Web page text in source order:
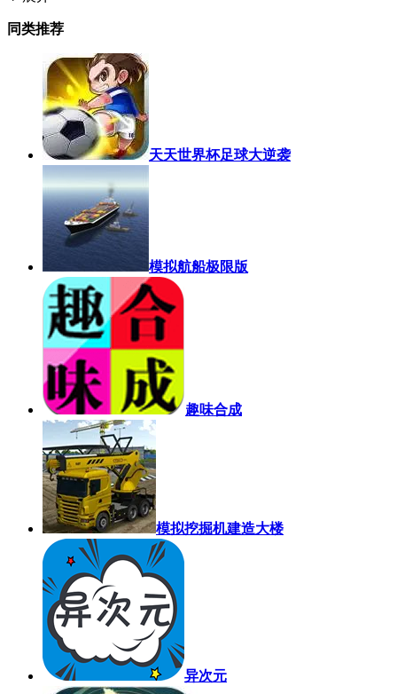
同类推荐
天天世界杯足球大逆袭
模拟航船极限版
趣味合成
模拟挖掘机建造大楼
异次元